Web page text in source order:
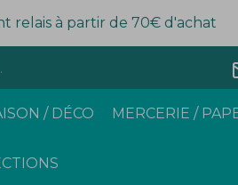
relais à partir de 70€ d'achat
/ DÉCO MERCERIE /